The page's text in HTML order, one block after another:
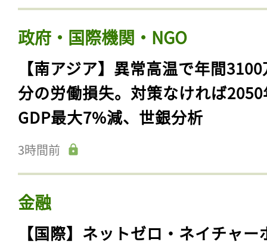
政府・国際機関・NGO
【南アジア】異常高温で年間
分の労働損失。対策なければ
GDP最大7%減、世銀分析
3時間前
金融
【国際】ネットゼロ・ネイチャー